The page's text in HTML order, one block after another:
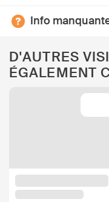
Info
D'AUTRES
ÉGALEMENT